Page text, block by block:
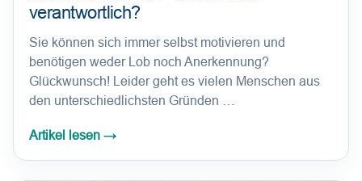
verantwortlich?
Sie können sich immer selbst motivieren und
benötigen weder Lob noch Anerkennung?
Glückwunsch! Leider geht es vielen Menschen aus
den unterschiedlichsten Gründen …
Artikel lesen →